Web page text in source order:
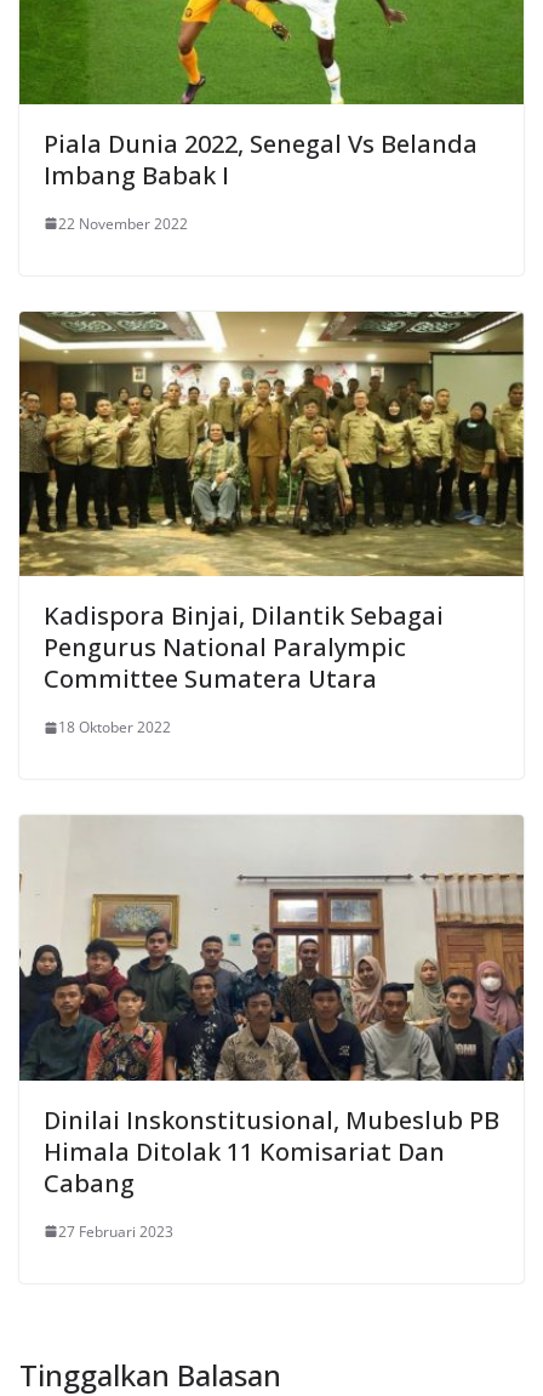
Piala Dunia 2022, Senegal Vs Belanda
Imbang Babak I
22 November 2022
Kadispora Binjai, Dilantik Sebagai
Pengurus National Paralympic
Committee Sumatera Utara
18 Oktober 2022
Dinilai Inskonstitusional, Mubeslub PB
Himala Ditolak 11 Komisariat Dan
Cabang
27 Februari 2023
Tinggalkan Balasan